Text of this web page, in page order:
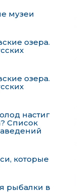
музеи
озера.
озера.
настиг
Cписок
которые
рыбалки в